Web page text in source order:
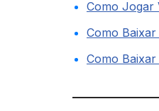
Como Jogar
Como
Como